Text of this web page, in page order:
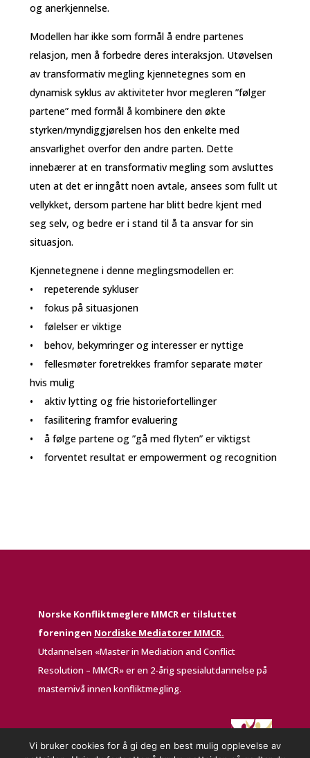
og anerkjennelse.
Modellen har ikke som formål å endre partenes
relasjon, men å forbedre deres interaksjon. Utøvelsen
av transformativ megling kjennetegnes som en
dynamisk syklus av aktiviteter hvor megleren ”følger
partene” med formål å kombinere den økte
styrken/myndiggjørelsen hos den enkelte med
ansvarlighet overfor den andre parten. Dette
innebærer at en transformativ megling som avsluttes
uten at det er inngått noen avtale, ansees som fullt ut
vellykket, dersom partene har blitt bedre kjent med
seg selv, og bedre er i stand til å ta ansvar for sin
situasjon.
Kjennetegnene i denne meglingsmodellen er:
• repeterende sykluser
• fokus på situasjonen
• følelser er viktige
• behov, bekymringer og interesser er nyttige
• fellesmøter foretrekkes framfor separate møter
hvis mulig
• aktiv lytting og frie historiefortellinger
• fasilitering framfor evaluering
• å følge partene og ”gå med flyten” er viktigst
• forventet resultat er empowerment og recognition
Norske Konfliktmeglere MMCR er tilsluttet
foreningen Nordiske Mediatorer MMCR.
Utdannelsen «Master in Mediation and Conflict
Resolution – MMCR» er en 2-årig spesialutdannelse på
masternivå innen konfliktmegling.
Vi bruker cookies for å gi deg en best mulig opplevelse av